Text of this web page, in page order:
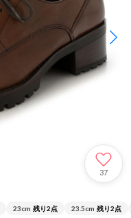
37
23cm 残り2点 23.5cm 残り2点